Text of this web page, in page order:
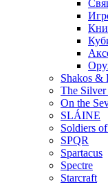
Shakos &
The
On the
SLÁINE
Soldiers
SPQR
Spartacus
Spectre
Starcraft